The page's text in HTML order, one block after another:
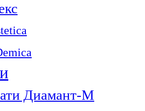
Диамант-М